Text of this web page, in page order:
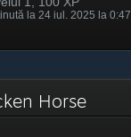
la 24 iul. 2025 la 0:47
Horse